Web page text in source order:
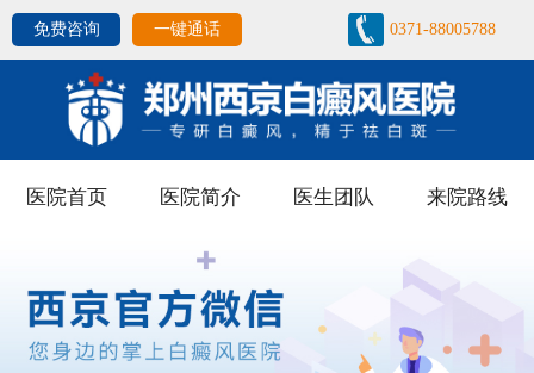
免费咨询 一键通话 0371-88005788
医院首页 医院简介 医生团队 来院路线